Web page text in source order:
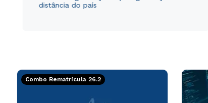
distância do país
Combo Rematrícula 26.2